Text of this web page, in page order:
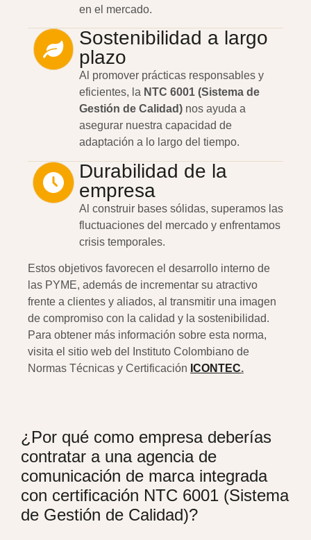
en el mercado.
Sostenibilidad a largo
plazo
Al promover prácticas responsables y
eficientes, la NTC 6001 (Sistema de
Gestión de Calidad)nos ayuda a
asegurar nuestra capacidad de
adaptación a lo largo del tiempo.
Durabilidad de la
empresa
Al construir bases sólidas, superamos las
fluctuaciones del mercado y enfrentamos
crisis temporales.
Estos objetivos favorecen el desarrollo interno de
las PYME, además de incrementar su atractivo
frente a clientes y aliados, al transmitir una imagen
de compromiso con la calidad y la sostenibilidad.
Para obtener más información sobre esta norma,
visita el sitio web del Instituto Colombiano de
Normas Técnicas y Certificación ICONTEC.
¿Por qué como empresa deberías
contratar a una agencia de
comunicación de marca integrada
con certificación NTC 6001 (Sistema
de Gestión de Calidad)?